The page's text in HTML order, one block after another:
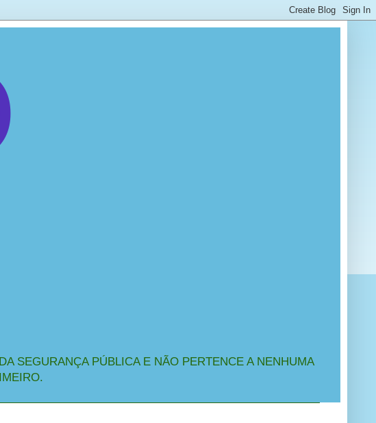
SEGURANÇA PÚBLICA E NÃO PERTENCE A NENHUMA